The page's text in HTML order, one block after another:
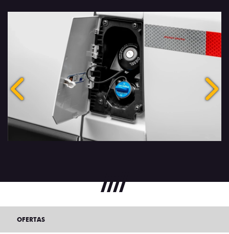
Anterior
OFERTAS